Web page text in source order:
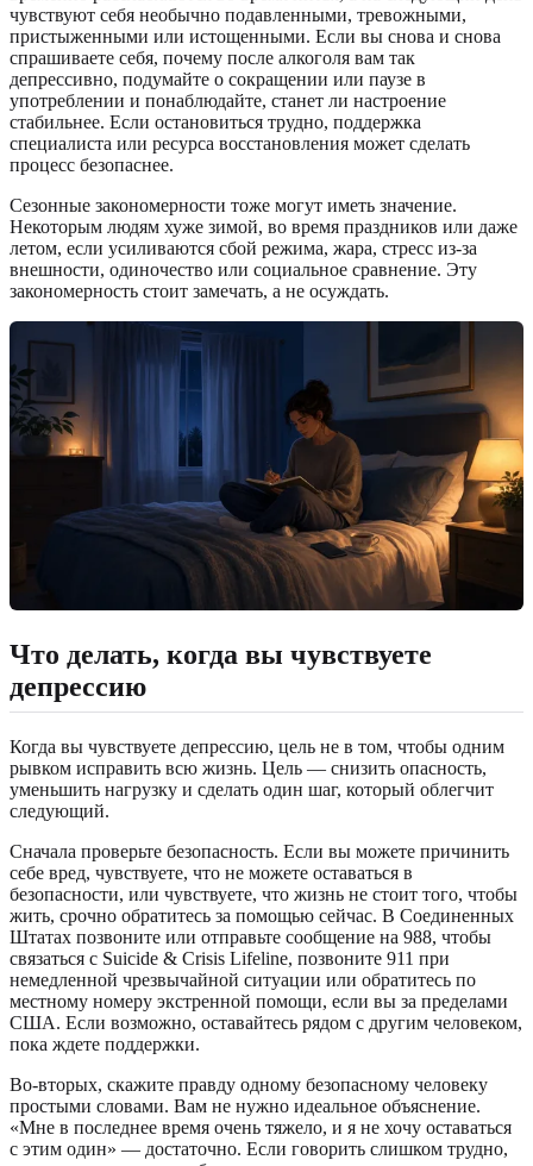
чувствуют себя необычно подавленными, тревожными,
пристыженными или истощенными. Если вы снова и снова
спрашиваете себя, почему после алкоголя вам так
депрессивно, подумайте о сокращении или паузе в
употреблении и понаблюдайте, станет ли настроение
стабильнее. Если остановиться трудно, поддержка
специалиста или ресурса восстановления может сделать
процесс безопаснее.
Сезонные закономерности тоже могут иметь значение.
Некоторым людям хуже зимой, во время праздников или даже
летом, если усиливаются сбой режима, жара, стресс из-за
внешности, одиночество или социальное сравнение. Эту
закономерность стоит замечать, а не осуждать.
Что делать, когда вы чувствуете
депрессию
Когда вы чувствуете депрессию, цель не в том, чтобы одним
рывком исправить всю жизнь. Цель — снизить опасность,
уменьшить нагрузку и сделать один шаг, который облегчит
следующий.
Сначала проверьте безопасность. Если вы можете причинить
себе вред, чувствуете, что не можете оставаться в
безопасности, или чувствуете, что жизнь не стоит того, чтобы
жить, срочно обратитесь за помощью сейчас. В Соединенных
Штатах позвоните или отправьте сообщение на 988, чтобы
связаться с Suicide & Crisis Lifeline, позвоните 911 при
немедленной чрезвычайной ситуации или обратитесь по
местному номеру экстренной помощи, если вы за пределами
США. Если возможно, оставайтесь рядом с другим человеком,
пока ждете поддержки.
Во-вторых, скажите правду одному безопасному человеку
простыми словами. Вам не нужно идеальное объяснение.
«Мне в последнее время очень тяжело, и я не хочу оставаться
с этим один» — достаточно. Если говорить слишком трудно,